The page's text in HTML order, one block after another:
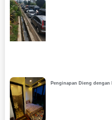
Penginapan Dieng dengan